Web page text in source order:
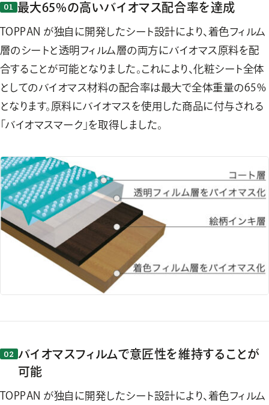
最大65%の高いバイオマス配合率を達成
TOPPAN が独自に開発したシート設計により、着色フィルム
層のシートと透明フィルム層の両方にバイオマス原料を配
合することが可能となりました。これにより、化粧シート全体
としてのバイオマス材料の配合率は最大で全体重量の65%
となります。原料にバイオマスを使用した商品に付与される
「バイオマスマーク」を取得しました。
バイオマスフィルムで意匠性を維持することが
可能
TOPPAN が独自に開発したシート設計により、着色フィルム